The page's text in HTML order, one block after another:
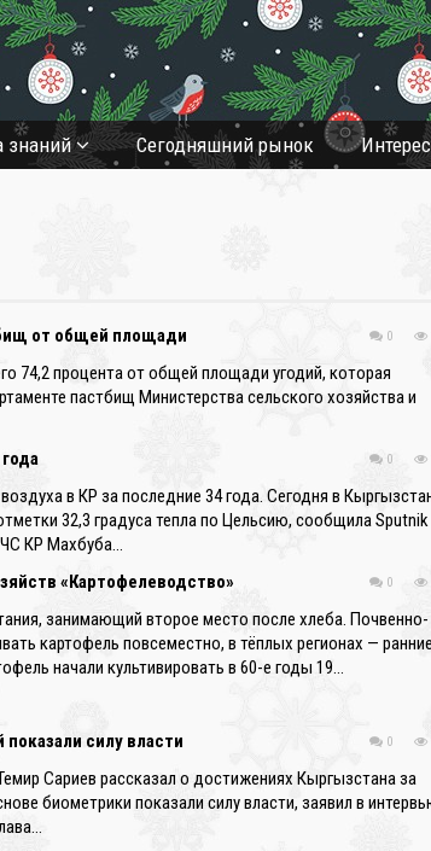
знаний Cегодняшний рынок
0
от общей площади
74,2 процента от общей площади угодий, которая
пастбищ Министерства сельского хозяйства и
0
в КР за последние 34 года. Сегодня в
32,3 градуса тепла по Цельсию, сообщила Sputnik
КР Махбуба…
0
«Картофелеводство»
занимающий второе место после хлеба. Почвенно-
картофель повсеместно, в тёплых регионах —
начали культивировать в 60-е годы 19…
0
силу власти
Сариев рассказал о достижениях Кыргызстана за
биометрики показали силу власти, заявил в